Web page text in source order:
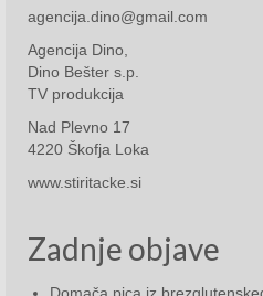
Februar 2016
Marec 2016
April 2016
Maj 2016
Junij 2016
Julij 2016
Avgust 2016
agencija.dino@gmail.com
Agencija Dino,
Dino Bešter s.p.
TV produkcija
Nad Plevno 17
4220 Škofja Loka
www.stiritacke.si
Zadnje objave